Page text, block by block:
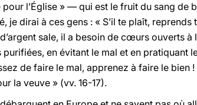
l’Église » — qui est le fruit du sang de
je dirai à ces gens : « S’il te plaît,
d’argent sale, il a besoin de cœurs ouverts
purifiées, en évitant le mal et en pratiquant
de faire le mal, apprenez à faire le bien
la veuve » (vv. 16-17).